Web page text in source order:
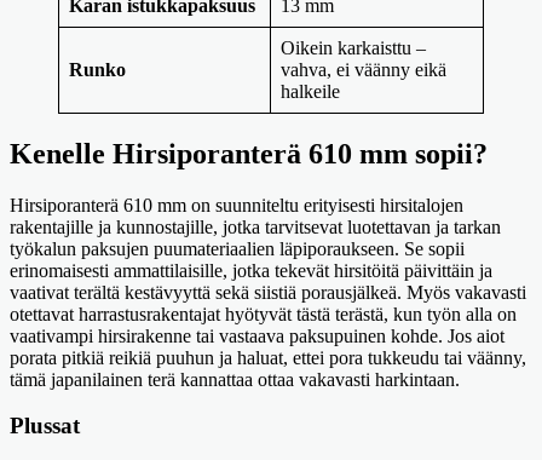
Karan istukkapaksuus 13 mm
Runko
Oikein karkaisttu –
vahva, ei väänny eikä
halkeile
Kenelle Hirsiporanterä 610 mm sopii?
Hirsiporanterä 610 mm on suunniteltu erityisesti hirsitalojen
rakentajille ja kunnostajille, jotka tarvitsevat luotettavan ja tarkan
työkalun paksujen puumateriaalien läpiporaukseen. Se sopii
erinomaisesti ammattilaisille, jotka tekevät hirsitöitä päivittäin ja
vaativat terältä kestävyyttä sekä siistiä porausjälkeä. Myös vakavasti
otettavat harrastusrakentajat hyötyvät tästä terästä, kun työn alla on
vaativampi hirsirakenne tai vastaava paksupuinen kohde. Jos aiot
porata pitkiä reikiä puuhun ja haluat, ettei pora tukkeudu tai väänny,
tämä japanilainen terä kannattaa ottaa vakavasti harkintaan.
Plussat